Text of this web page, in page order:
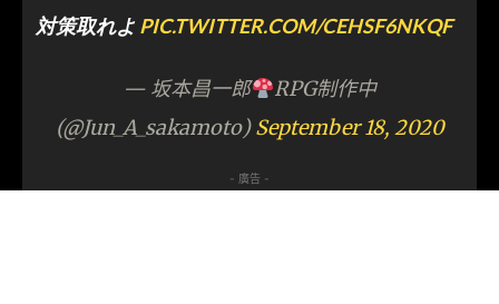
対策取れよ PIC.TWITTER.COM/CEHSF6NKQF
— 坂本昌一郎
RPG制作中
(@Jun_A_sakamoto)September 18, 2020
- 廣告 -